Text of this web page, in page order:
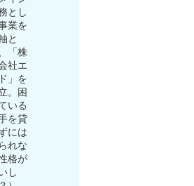
とし
業を
と
「株
社エ
」を
。困
いる
を貸
には
れな
格が
し